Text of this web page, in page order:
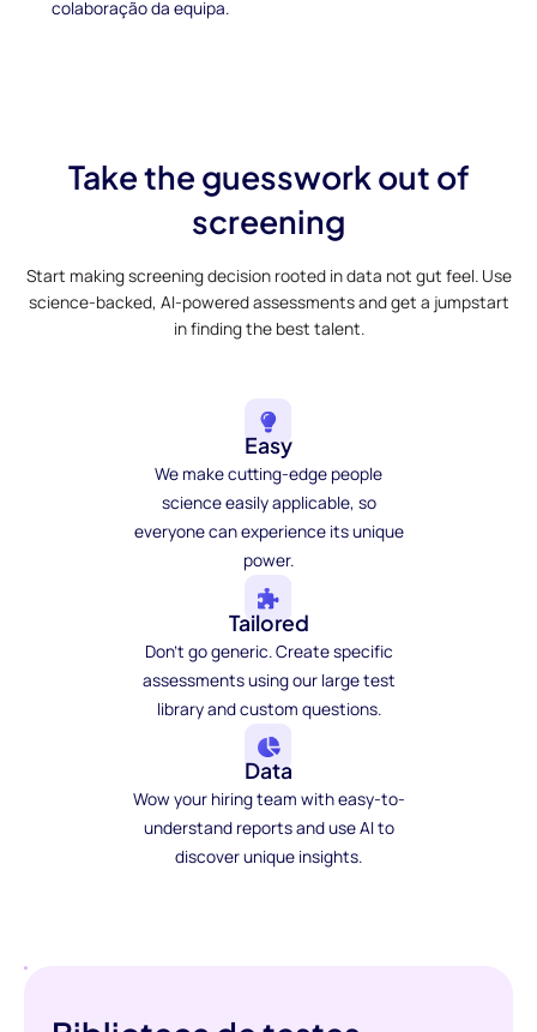
colaboração da equipa.
Take the guesswork out of
screening
Start making screening decision rooted in data not gut feel. Use
science-backed, AI-powered assessments and get a jumpstart
in finding the best talent.
Easy
We make cutting-edge people
science easily applicable, so
everyone can experience its unique
power.
Tailored
Don't go generic. Create specific
assessments using our large test
library and custom questions.
Data
Wow your hiring team with easy-to-
understand reports and use AI to
discover unique insights.